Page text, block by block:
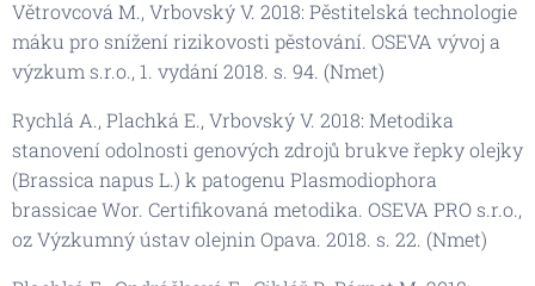
Větrovcová M., Vrbovský V. 2018: Pěstitelská technologie
máku pro snížení rizikovosti pěstování. OSEVA vývoj a
výzkum s.r.o., 1. vydání 2018. s. 94. (Nmet)
Rychlá A., Plachká E., Vrbovský V. 2018: Metodika
stanovení odolnosti genových zdrojů brukve řepky olejky
(Brassica napus L.) k patogenu Plasmodiophora
brassicae Wor. Certifikovaná metodika. OSEVA PRO s.r.o.,
oz Výzkumný ústav olejnin Opava. 2018. s. 22. (Nmet)